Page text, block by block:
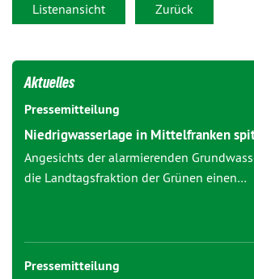
Listenansicht Zurück
Aktuelles
Pressemitteilung
Niedrigwasserlage in Mittelfranken
Angesichts der alarmierenden
die Landtagsfraktion der Grünen einen…
Pressemitteilung